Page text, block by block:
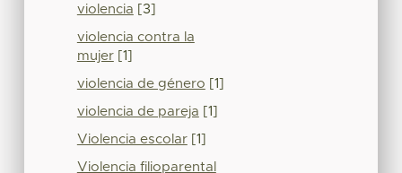
violencia [3]
violencia contra la
mujer[1]
violencia de género [1]
violencia de pareja [1]
Violencia escolar[1]
Violencia filioparental